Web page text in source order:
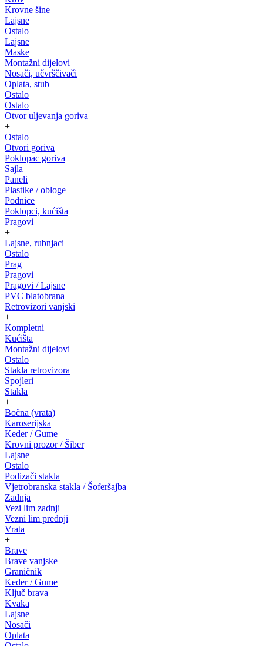
Krovne šine
Lajsne
Ostalo
Lajsne
Maske
Montažni dijelovi
Nosači, učvrščivači
Oplata, stub
Ostalo
Ostalo
Otvor uljevanja goriva
+
Ostalo
Otvori goriva
Poklopac goriva
Sajla
Paneli
Plastike / obloge
Podnice
Poklopci, kućišta
Pragovi
+
Lajsne, rubnjaci
Ostalo
Prag
Pragovi
Pragovi / Lajsne
PVC blatobrana
Retrovizori vanjski
+
Kompletni
Kućišta
Montažni dijelovi
Ostalo
Stakla retrovizora
Spojleri
Stakla
+
Bočna (vrata)
Karoserijska
Keder / Gume
Krovni prozor / Šiber
Lajsne
Ostalo
Podizači stakla
Vjetrobranska stakla / Šoferšajba
Zadnja
Vezi lim zadnji
Vezni lim prednji
Vrata
+
Brave
Brave vanjske
Graničnik
Keder / Gume
Ključ brava
Kvaka
Lajsne
Nosači
Oplata